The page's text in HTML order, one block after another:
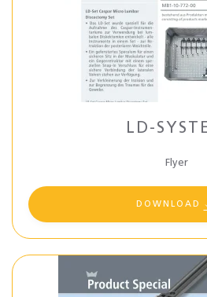
LD-
Flyer
DOWNLOAD